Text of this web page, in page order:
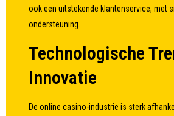
ook een uitstekende klantenservice, met
ondersteuning.
Technologische
Innovatie
De online casino-industrie is sterk